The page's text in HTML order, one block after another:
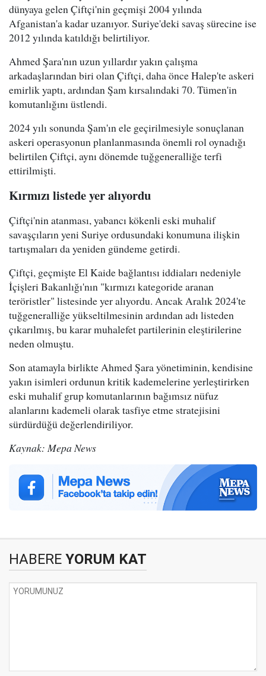
dünyaya gelen Çiftçi'nin geçmişi 2004 yılında
Afganistan'a kadar uzanıyor. Suriye'deki savaş sürecine ise
2012 yılında katıldığı belirtiliyor.
Ahmed Şara'nın uzun yıllardır yakın çalışma
arkadaşlarından biri olan Çiftçi, daha önce Halep'te askeri
emirlik yaptı, ardından Şam kırsalındaki 70. Tümen'in
komutanlığını üstlendi.
2024 yılı sonunda Şam'ın ele geçirilmesiyle sonuçlanan
askeri operasyonun planlanmasında önemli rol oynadığı
belirtilen Çiftçi, aynı dönemde tuğgeneralliğe terfi
ettirilmişti.
Kırmızı listede yer alıyordu
Çiftçi'nin atanması, yabancı kökenli eski muhalif
savaşçıların yeni Suriye ordusundaki konumuna ilişkin
tartışmaları da yeniden gündeme getirdi.
Çiftçi, geçmişte El Kaide bağlantısı iddiaları nedeniyle
İçişleri Bakanlığı'nın "kırmızı kategoride aranan
teröristler" listesinde yer alıyordu. Ancak Aralık 2024'te
tuğgeneralliğe yükseltilmesinin ardından adı listeden
çıkarılmış, bu karar muhalefet partilerinin eleştirilerine
neden olmuştu.
Son atamayla birlikte Ahmed Şara yönetiminin, kendisine
yakın isimleri ordunun kritik kademelerine yerleştirirken
eski muhalif grup komutanlarının bağımsız nüfuz
alanlarını kademeli olarak tasfiye etme stratejisini
sürdürdüğü değerlendiriliyor.
Kaynak: Mepa News
HABERE YORUM KAT